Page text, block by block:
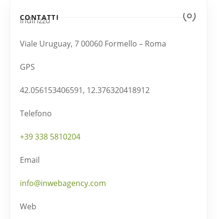
CONTATTI
Indirizzo
Viale Uruguay, 7 00060 Formello – Roma
GPS
42.056153406591, 12.376320418912
Telefono
+39 338 5810204
Email
info@inwebagency.com
Web